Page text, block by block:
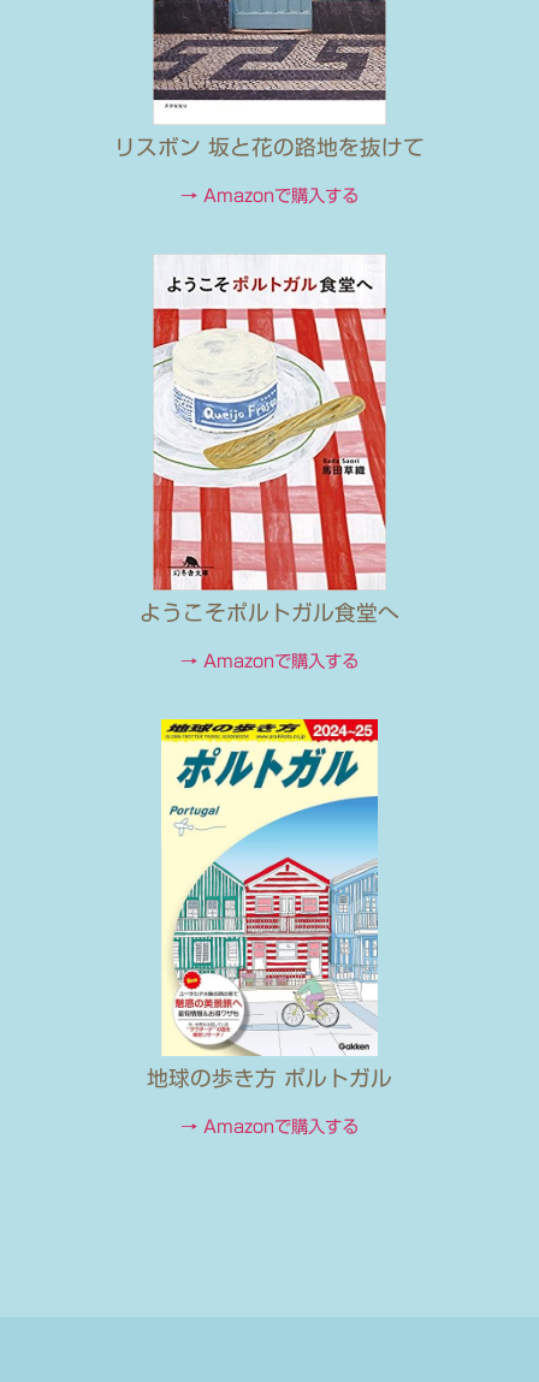
リスボン 坂と花の路地を抜けて
→ Amazonで購入する
ようこそポルトガル食堂へ
→ Amazonで購入する
地球の歩き方 ポルトガル
→ Amazonで購入する